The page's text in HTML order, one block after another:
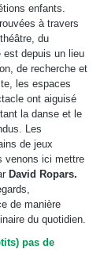
enfants.
à travers
du
est depuis un lieu
de recherche et
les espaces
ont aiguisé
la danse et le
Les
de jeux
venons ici mettre
David Ropars.
de manière
du quotidien.
pas de